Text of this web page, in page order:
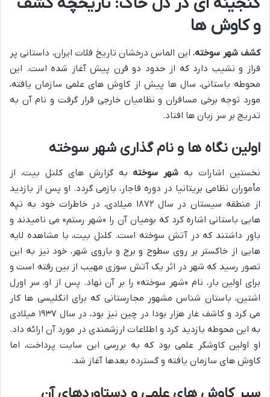
و کاوش ها
کشف شهر سوخته، این الماس درخشان تاریخ فلات ایران، داستانی پر
فراز و نشیب دارد که از حدود دو قرن پیش آغاز شده است. این
محوطه باستانی، سال ها پیش از کاوش های علمی سازمان یافته،
مورد توجه برخی مسافران و نظامیان خارجی قرار گرفت و نام آن به
تدریج بر سر زبان ها افتاد.
اولین نگاه ها و نام گذاری شهر سوخته
نخستین اشارات به شهر سوخته به گزارش های کلنل بیت، از
مأموران نظامی بریتانیا در دوره قاجار، بازمی گردد. او پس از بازدید
از منطقه سیستان در سال ۱۸۷۲ میلادی، در خاطرات خود به تپه
هایی باستانی اشاره کرد که بومیان آن را «شهر رستم» می نامیدند و
باور داشتند که در آتش سوخته است. کلنل بیت، با مشاهده لایه
هایی از خاکستر بر روی سطوح و برج و باروی شهر، خود نیز به این
تصور رسید که شهر در اثر یک آتش سوزی مهیب از بین رفته است و
برای اولین بار، نام «شهر سوخته» را بر آن نهاد. پس از او، سر اورل
اشتین، باستان شناس مشهور مجارستانی که برای انگلیسی ها کار
می کرد و کاشف غار هزار بودا در چین نیز بود، در سال ۱۹۳۷ میلادی
به این محوطه بازدید کرد و اطلاعات ارزشمندی در مورد آن ارائه داد.
او اولین کاوشگر علمی بود که به بررسی این سایت پرداخت، اما
کاوش های سازمان یافته و گسترده بعدها آغاز شد.
سیر کاوش های علمی و دستاوردهای آن